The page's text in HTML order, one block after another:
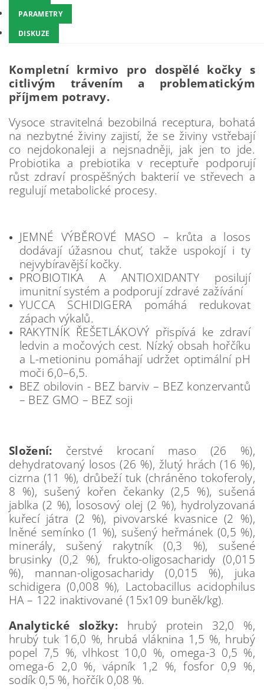
PARAMETRY
DISKUZE
Kompletní krmivo pro dospělé kočky s
citlivým trávením a problematickým
příjmem potravy.
Vysoce stravitelná bezobilná receptura, bohatá
na nezbytné živiny zajistí, že se živiny vstřebají
co nejdokonaleji a nejsnadněji, jak jen to jde.
Probiotika a prebiotika v receptuře podporují
růst zdraví prospěšných bakterií ve střevech a
regulují metabolické procesy.
JEMNÉ VÝBĚROVÉ MASO – krůta a losos
dodávají úžasnou chuť, takže uspokojí i ty
nejvybíravější kočky.
PROBIOTIKA A ANTIOXIDANTY posilují
imunitní systém a podporují zdravé zažívání
YUCCA SCHIDIGERA pomáhá redukovat
zápach výkalů.
RAKYTNÍK ŘEŠETLÁKOVÝ přispívá ke zdraví
ledvin a močových cest. Nízký obsah hořčíku
a L-metioninu pomáhají udržet optimální pH
moči 6,0–6,5.
BEZ obilovin - BEZ barviv – BEZ konzervantů
– BEZ GMO – BEZ soji
Složení: čerstvé krocaní maso (26 %),
dehydratovaný losos (26 %), žlutý hrách (16 %),
cizrna (11 %), drůbeží tuk (chráněno tokoferoly,
8 %), sušený kořen čekanky (2,5 %), sušená
jablka (2 %), lososový olej (2 %), hydrolyzovaná
kuřecí játra (2 %), pivovarské kvasnice (2 %),
lněné semínko (1 %), sušený heřmánek (0,5 %),
minerály, sušený rakytník (0,3 %), sušené
brusinky (0,2 %), frukto-oligosacharidy (0,015
%), mannan-oligosacharidy (0,015 %), juka
schidigera (0,008 %), Lactobacillus acidophilus
HA – 122 inaktivované (15x109 buněk/kg).
Analytické složky: hrubý protein 32,0 %,
hrubý tuk 16,0 %, hrubá vláknina 1,5 %, hrubý
popel 7,5 %, vlhkost 10,0 %, omega-3 0,5 %,
omega-6 2,0 %, vápník 1,2 %, fosfor 0,9 %,
sodík 0,5 %, hořčík 0,08 %.